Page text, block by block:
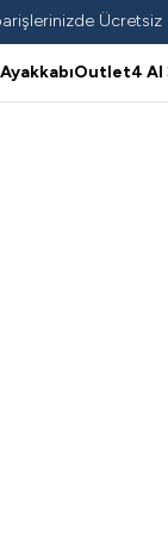
Ücretsiz
AyakkabıOutlet4 Al